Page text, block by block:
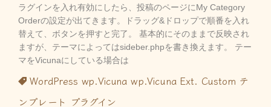
ラグインを入れ有効にしたら、投稿のページにMy Category
Orderの設定が出てきます。ドラッグ&ドロップで順番を入れ
替えて、ボタンを押すと完了。 基本的にそのままで反映され
ますが、テーマによってはsideber.phpを書き換えます。 テー
マをVicunaにしている場合は
WordPress wp.Vicuna wp.Vicuna Ext. Custom テ
ンプレート プラグイン